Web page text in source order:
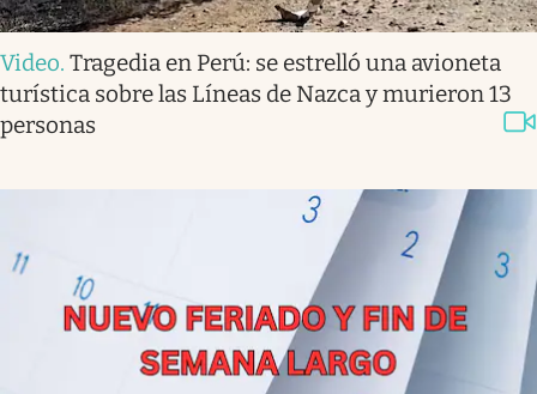
Video. Tragedia en Perú: se estrelló una avioneta
turística sobre las Líneas de Nazca y murieron 13
personas